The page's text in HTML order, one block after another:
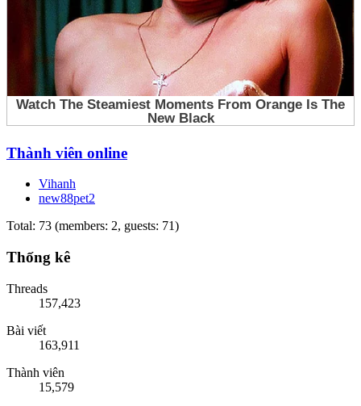
Thành viên online
Vihanh
new88pet2
Total: 73 (members: 2, guests: 71)
Thống kê
Threads
157,423
Bài viết
163,911
Thành viên
15,579